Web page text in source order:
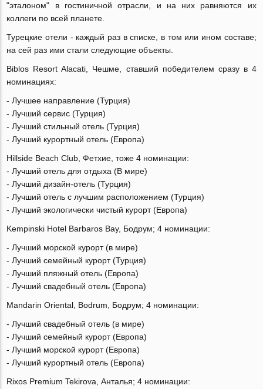
"эталоном" в гостиничной отрасли, и на них равняются их
коллеги по всей планете.
Турецкие отели - каждый раз в списке, в том или ином составе;
на сей раз ими стали следующие объекты.
Biblos Resort Alacati, Чешме, ставший победителем сразу в 4
номинациях:
- Лучшее направление (Турция)
- Лучший сервис (Турция)
- Лучший стильный отель (Турция)
- Лучший курортный отель (Европа)
Hillside Beach Club, Фетхие, тоже 4 номинации:
- Лучший отель для отдыха (В мире)
- Лучший дизайн-отель (Турция)
- Лучший отель с лучшим расположением (Турция)
- Лучший экологически чистый курорт (Европа)
Kempinski Hotel Barbaros Bay, Бодрум; 4 номинации:
- Лучший морской курорт (в мире)
- Лучший семейный курорт (Турция)
- Лучший пляжный отель (Европа)
- Лучший свадебный отель (Европа)
Mandarin Oriental, Bodrum, Бодрум; 4 номинации:
- Лучший свадебный отель (в мире)
- Лучший семейный курорт (Европа)
- Лучший морской курорт (Европа)
- Лучший курортный отель (Европа)
Rixos Premium Tekirova, Анталья; 4 номинации: